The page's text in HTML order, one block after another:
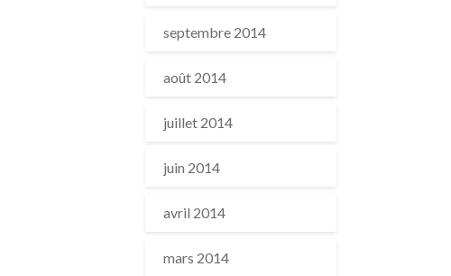
septembre 2014
août 2014
juillet 2014
juin 2014
avril 2014
mars 2014